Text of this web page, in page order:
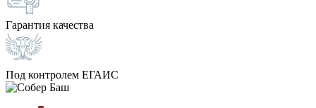
Гарантия качества
Под контролем ЕГАИС